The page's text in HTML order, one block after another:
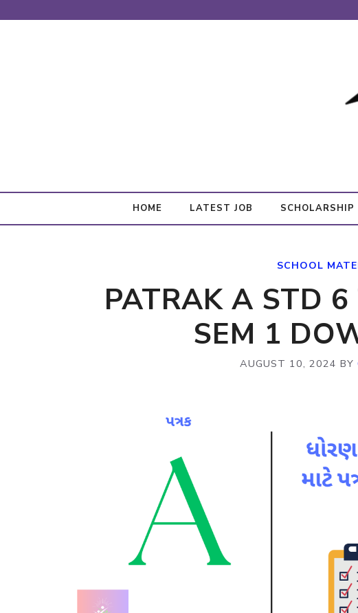
to
HOME LATEST JOB SCHOLARSHIP
SCHOOL
PATRAK A STD
SEM 1
AUGUST 10, 2024 BY